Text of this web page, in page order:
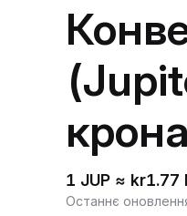
1 JUP ≈ kr1.77
Останнє